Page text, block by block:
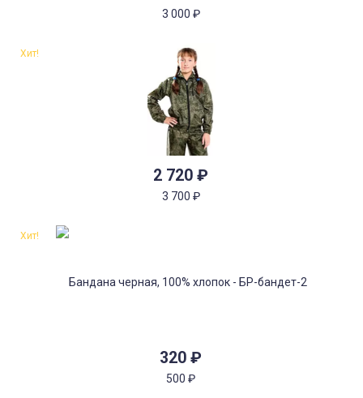
3 000 ₽
2 720 ₽
3 700 ₽
Хит!
320 ₽
500 ₽
Хит!